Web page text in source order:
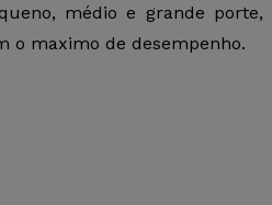
médio e grande
o maximo de desempenho.